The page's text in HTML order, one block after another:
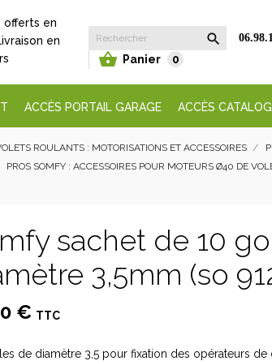
offerts en
en

 Panier 0
ACCÈS PORTAIL GARAGE ACCÈS
ROULANTS : MOTORISATIONS ET ACCESSOIRES
PROS SOMFY : ACCESSOIRES POUR MOTEURS Ø40 DE
sachet de 10
3,5mm (so
€ TTC
de diamètre 3,5 pour fixation des opérateurs